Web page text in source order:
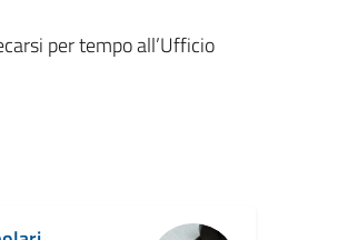
per tempo all’Ufficio